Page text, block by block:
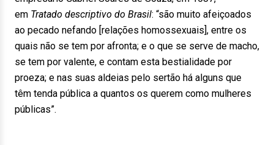
em Tratado descriptivo do Brasil: “são muito afeiçoados
ao pecado nefando [relações homossexuais], entre os
quais não se tem por afronta; e o que se serve de macho,
se tem por valente, e contam esta bestialidade por
proeza; e nas suas aldeias pelo sertão há alguns que
têm tenda pública a quantos os querem como mulheres
públicas”.